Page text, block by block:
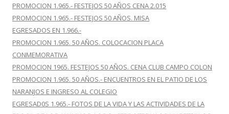
PROMOCION 1.965.- FESTEJOS 50 AÑOS CENA 2.015
PROMOCION 1.965.- FESTEJOS 50 AÑOS. MISA
EGRESADOS EN 1.966.-
PROMOCION 1.965. 50 AÑOS. COLOCACION PLACA
CONMEMORATIVA
PROMOCION 1965. FESTEJOS 50 AÑOS. CENA CLUB CAMPO COLON
PROMOCION 1.965. 50 AÑOS.- ENCUENTROS EN EL PATIO DE LOS
NARANJOS E INGRESO AL COLEGIO
EGRESAD0S 1.965.- FOTOS DE LA VIDA Y LAS ACTIVIDADES DE LA